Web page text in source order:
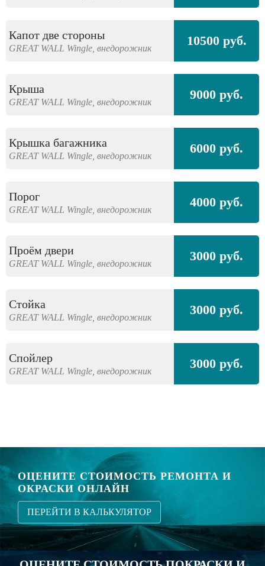
Капот две стороны
GREAT WALL Wingle, внедорожник 10500 руб.
Крыша
GREAT WALL Wingle, внедорожник 9000 руб.
Крышка багажника
GREAT WALL Wingle, внедорожник 6000 руб.
Порог
GREAT WALL Wingle, внедорожник 4000 руб.
Проём двери
GREAT WALL Wingle, внедорожник 3000 руб.
Стойка
GREAT WALL Wingle, внедорожник 3000 руб.
Спойлер
GREAT WALL Wingle, внедорожник 3000 руб.
ОЦЕНИТЕ СТОИМОСТЬ РЕМОНТА И
ОКРАСКИ ОНЛАЙН
ПЕРЕЙТИ В КАЛЬКУЛЯТОР